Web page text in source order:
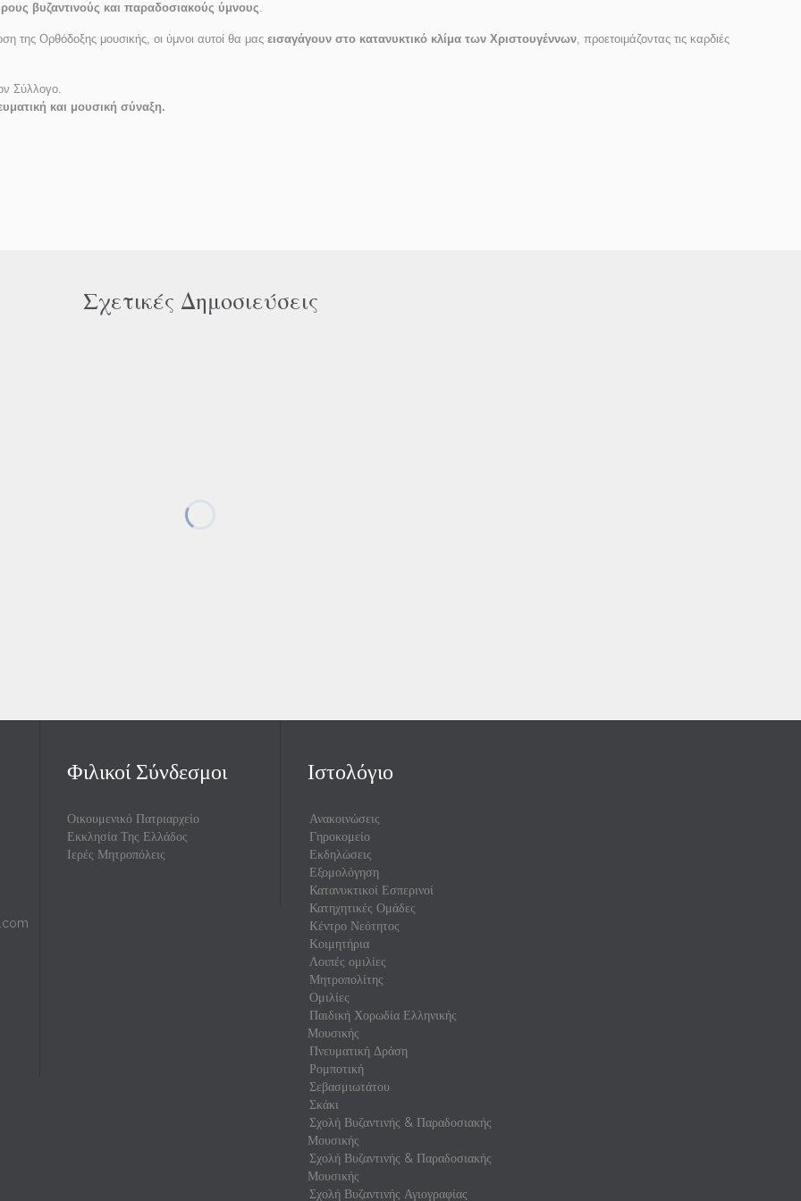
βυζαντινούς και παραδοσιακούς ύμνους
της Ορθόδοξης μουσικής, οι ύμνοι αυτοί θα μας εισαγάγουν στο κατανυκτικό κλίμα των Χριστουγέννων, προετοιμάζοντας τις καρδιές
Σύλλογο.
και μουσική σύναξη.
Σχετικές Δημοσιεύσεις
Φιλικοί Σύνδεσμοι
Οικουμενικό Πατριαρχείο
Εκκλησία Της Ελλάδος
Ιερές Μητροπόλεις
Ιστολόγιο
Ανακοινώσεις
Γηροκομείο
Εκδηλώσεις
Εξομολόγηση
Κατανυκτικοί Εσπερινοί
Κατηχητικές Ομάδες
Κέντρο Νεότητος
Κοιμητήρια
Λοιπές ομιλίες
Μητροπολίτης
Ομιλίες
Παιδική Χορωδία Ελληνικής
Μουσικής
Πνευματική Δράση
Ρομποτική
Σεβασμιωτάτου
Σκάκι
Σχολή Βυζαντινής & Παραδοσιακής
Μουσικής
Σχολή Βυζαντινής & Παραδοσιακής
Μουσικής
Σχολή Βυζαντινής Αγιογραφίας